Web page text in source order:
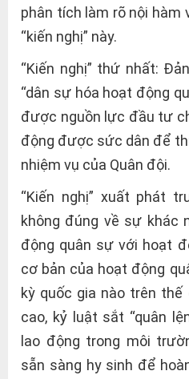
phân tích làm rõ nội hàm
“kiến nghị” này.
“Kiến nghị” thứ nhất:
“dân sự hóa hoạt động
được nguồn lực đầu tư
động được sức dân để
nhiệm vụ của Quân đội.
“Kiến nghị” xuất phát
không đúng về sự khác
động quân sự với hoạt
cơ bản của hoạt động
kỳ quốc gia nào trên
cao, kỷ luật sắt “quân
lao động trong môi
sẵn sàng hy sinh để